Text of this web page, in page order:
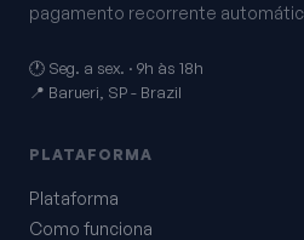
pagamento recorrente
🕐 Seg. a sex. · 9h às 18h
📍 Barueri, SP - Brazil
PLATAFORMA
Plataforma
Como funciona